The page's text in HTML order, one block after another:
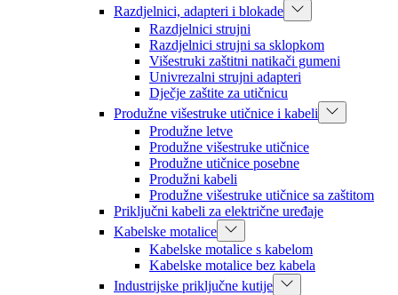
Razdjelnici, adapteri i blokade
Razdjelnici strujni
Razdjelnici strujni sa sklopkom
Višestruki zaštitni natikači gumeni
Univrezalni strujni adapteri
Dječje zaštite za utičnicu
Produžne višestruke utičnice i kabeli
Produžne letve
Produžne višestruke utičnice
Produžne utičnice posebne
Produžni kabeli
Produžne višestruke utičnice sa zaštitom
Priključni kabeli za električne uređaje
Kabelske motalice
Kabelske motalice s kabelom
Kabelske motalice bez kabela
Industrijske priključne kutije